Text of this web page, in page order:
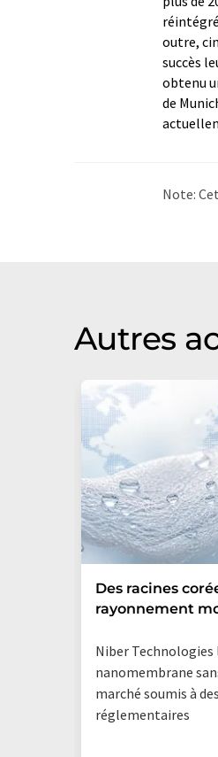
outre,
succès
obtenu
de
Note:
Autres
Des racines
rayonnement
Niber Technologies
nanomembrane
marché soumis à
réglementaires